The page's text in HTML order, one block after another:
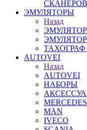
СКАНЕРОВ
ЭМУЛЯТОРЫ
Назад
AUTOVEI
Назад
AUTOVEI
НАБОРЫ
MERCEDES
MAN
IVECO